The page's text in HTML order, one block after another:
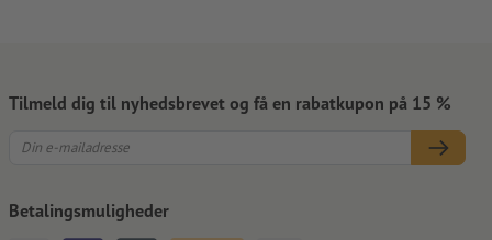
Tilmeld dig til nyhedsbrevet og få en rabatkupon på 15 %
Betalingsmuligheder